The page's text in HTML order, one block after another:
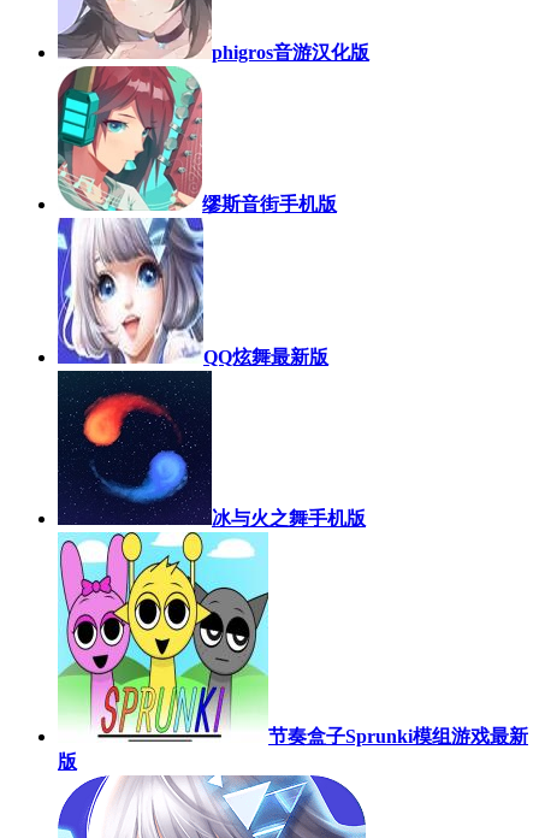
phigros音游汉化版
缪斯音街手机版
QQ炫舞最新版
冰与火之舞手机版
节奏盒子Sprunki模组游戏最新
版